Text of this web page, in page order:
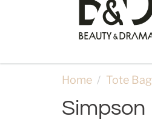
Home Tote Bag
Simpson